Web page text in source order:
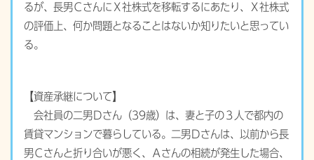
るが、長男ＣさんにＸ社株式を移転するにあたり、Ｘ社株式
の評価上、何か問題となることはないか知りたいと思ってい
る。
【資産承継について】
会社員の二男Ｄさん（39歳）は、妻と子の３人で都内の
賃貸マンションで暮らしている。二男Ｄさんは、以前から長
男Ｃさんと折り合いが悪く、Ａさんの相続が発生した場合、